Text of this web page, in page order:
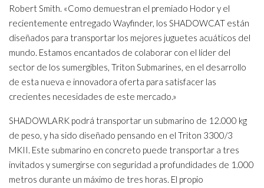
Robert Smith. «Como demuestran el premiado Hodor y el
recientemente entregado Wayfinder, los SHADOWCAT están
diseñados para transportar los mejores juguetes acuáticos del
mundo. Estamos encantados de colaborar con el líder del
sector de los sumergibles, Triton Submarines, en el desarrollo
de esta nueva e innovadora oferta para satisfacer las
crecientes necesidades de este mercado.»
SHADOWLARK podrá transportar un submarino de 12.000 kg
de peso, y ha sido diseñado pensando en el Triton 3300/3
MKII. Este submarino en concreto puede transportar a tres
invitados y sumergirse con seguridad a profundidades de 1.000
metros durante un máximo de tres horas. El propio